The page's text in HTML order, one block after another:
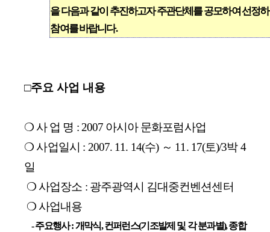
을 다음과 같이 추진하고자 주관단체를 공모하여 선정
참여를 바랍니다.
□주요 사업 내용
❍ 사 업 명 : 2007 아시아 문화포럼사업
❍ 사업일시 : 2007. 11. 14(수) ～ 11. 17(토)/3박 4
일
❍ 사업장소 : 광주광역시 김대중컨벤션센터
❍ 사업내용
- 주요행사 : 개막식, 컨퍼런스(기조발제 및 각 분과별), 종합